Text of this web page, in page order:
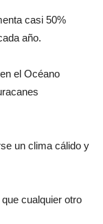
casi 50%
año.
el Océano
un clima cálido y
cualquier otro